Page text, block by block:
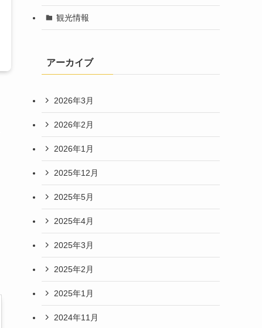
観光情報
アーカイブ
2026年3月
2026年2月
2026年1月
2025年12月
2025年5月
2025年4月
2025年3月
2025年2月
2025年1月
2024年11月